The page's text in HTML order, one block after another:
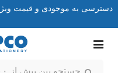
دسترسی به موجودی و قیمت